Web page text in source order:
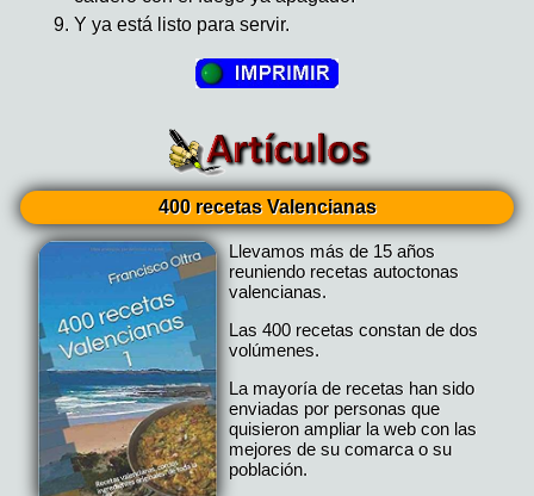
Y ya está listo para servir.
400 recetas Valencianas
Llevamos más de 15 años
reuniendo recetas autoctonas
valencianas.
Las 400 recetas constan de dos
volúmenes.
La mayoría de recetas han sido
enviadas por personas que
quisieron ampliar la web con las
mejores de su comarca o su
población.